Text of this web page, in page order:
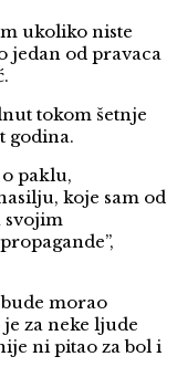
ukoliko niste
jedan od pravaca
tokom šetnje
godina.
paklu,
koje sam od
svojim
bude morao
za neke ljude
ni pitao za bol i